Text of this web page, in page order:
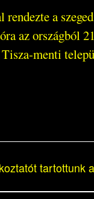
a
az országból
menti